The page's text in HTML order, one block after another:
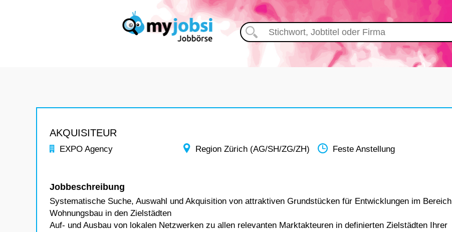
AKQUISITEUR
EXPO Agency Region Zürich (AG/SH/ZG/ZH) Feste Anstellung
Jobbeschreibung
Systematische Suche, Auswahl und Akquisition von attraktiven Grundstücken für Entwicklungen im Bereich
Wohnungsbau in den Zielstädten
Auf- und Ausbau von lokalen Netzwerken zu allen relevanten Marktakteuren in definierten Zielstädten Ihrer